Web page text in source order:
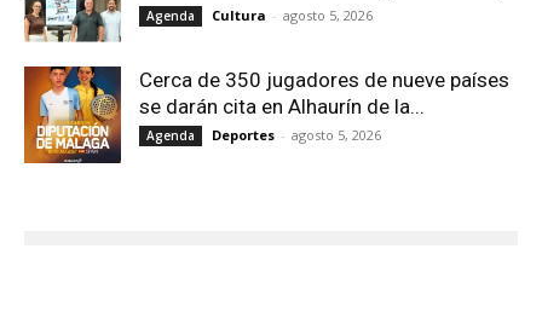
Agenda Cultura - agosto 5, 2026
Cerca de 350 jugadores de nueve países
se darán cita en Alhaurín de la...
Agenda Deportes - agosto 5, 2026